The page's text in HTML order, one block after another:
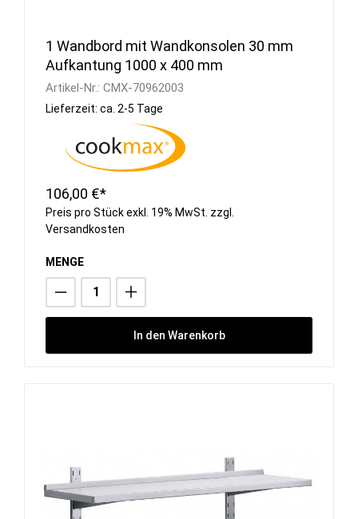
1 Wandbord mit Wandkonsolen 30 mm
Aufkantung 1000 x 400 mm
Artikel-Nr.: CMX-70962003
Lieferzeit: ca. 2-5 Tage
106,00 €*
Preis pro Stück exkl. 19% MwSt. zzgl.
Versandkosten
MENGE
In den Warenkorb